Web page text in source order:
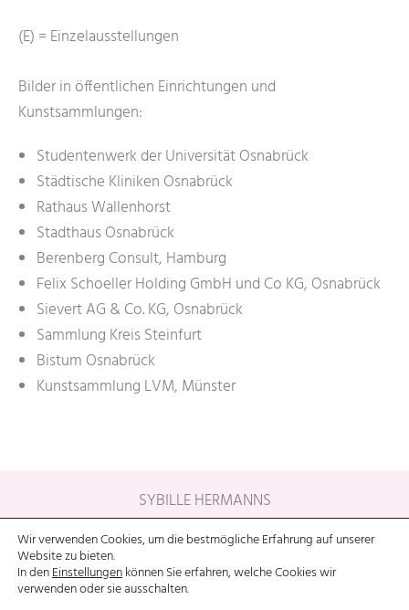
(E) = Einzelausstellungen
Bilder in öffentlichen Einrichtungen und
Kunstsammlungen:
Studentenwerk der Universität Osnabrück
Städtische Kliniken Osnabrück
Rathaus Wallenhorst
Stadthaus Osnabrück
Berenberg Consult, Hamburg
Felix Schoeller Holding GmbH und Co KG, Osnabrück
Sievert AG & Co. KG, Osnabrück
Sammlung Kreis Steinfurt
Bistum Osnabrück
Kunstsammlung LVM, Münster
SYBILLE HERMANNS
KONTAKT|IMPRESSUM|DATENSCHUTZ
Wir verwenden Cookies, um die bestmögliche Erfahrung auf unserer
Website zu bieten.
In denEinstellungenkönnen Sie erfahren, welche Cookies wir
verwenden oder sie ausschalten.